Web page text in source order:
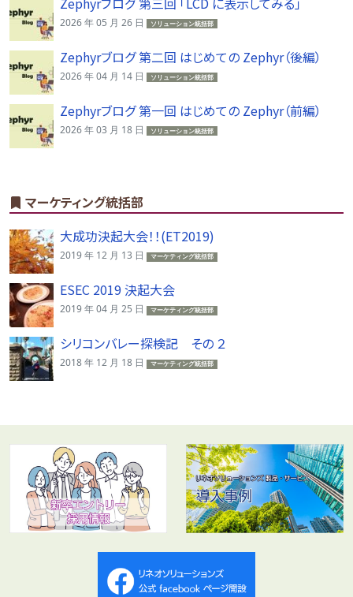
2026 年 05 月 26 日 ソリューション統括部
Zephyrブログ 第二回 はじめての Zephyr（後編）
2026 年 04 月 14 日 ソリューション統括部
Zephyrブログ 第一回 はじめての Zephyr（前編）
2026 年 03 月 18 日 ソリューション統括部
マーケティング統括部
大成功決起大会！！(ET2019)
2019 年 12 月 13 日 マーケティング統括部
ESEC 2019 決起大会
2019 年 04 月 25 日 マーケティング統括部
シリコンバレー探検記 その ２
2018 年 12 月 18 日 マーケティング統括部